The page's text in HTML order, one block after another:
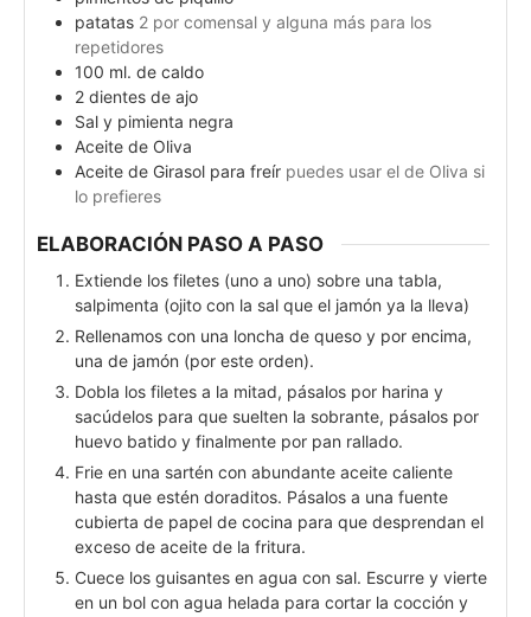
patatas 2 por comensal y alguna más para los
repetidores
100 ml. de caldo
2 dientes de ajo
Sal y pimienta negra
Aceite de Oliva
Aceite de Girasol para freír puedes usar el de Oliva si
lo prefieres
ELABORACIÓN PASO A PASO
Extiende los filetes (uno a uno) sobre una tabla,
salpimenta (ojito con la sal que el jamón ya la lleva)
Rellenamos con una loncha de queso y por encima,
una de jamón (por este orden).
Dobla los filetes a la mitad, pásalos por harina y
sacúdelos para que suelten la sobrante, pásalos por
huevo batido y finalmente por pan rallado.
Frie en una sartén con abundante aceite caliente
hasta que estén doraditos. Pásalos a una fuente
cubierta de papel de cocina para que desprendan el
exceso de aceite de la fritura.
Cuece los guisantes en agua con sal. Escurre y vierte
en un bol con agua helada para cortar la cocción y